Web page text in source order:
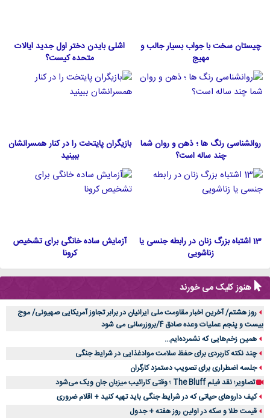
چیستان سخت با جواب بسیار جالب و
مهیج
اشلی بایدن دختر اول جدید ایالات
متحده كيست؟
روانشناسی رنگ ها ؛ ذهن و روان شما
چند ساله است؟
بازیگران پایتخت را در کنار همسرانشان
ببینید
13 اشتباه بزرگ زنان در رابطه جنسی یا
زناشویی
آزمایش ساده خانگی برای تشخیص
کرونا
هنوز کلیک می خورند
روز هشتم/ آخرین اخبار مقاومت ملی ایرانیان در برابر تجاوز آمریکایی صهیونی/ موج
بیست و پنجم عملیات وعده صادق 4/بروزرسانی می شود
همین زخم‌هایی که نشمرده‌ایم...
چند نکته کاربردی برای حفظ سلامت موادغذایی در شرایط جنگی
جلسه اضطراری برای تصویب دستمزد کارگران
تصاویر؛ نقد فیلم The Bluff ؛ وقتی کارائیب میزبان جان ویک می‌شود
کیف داروهای حیاتی که در شرایط جنگی باید تهیه کنید + اقلام ضروری
قیمت طلا و سکه در اولین روز هفته + جدول